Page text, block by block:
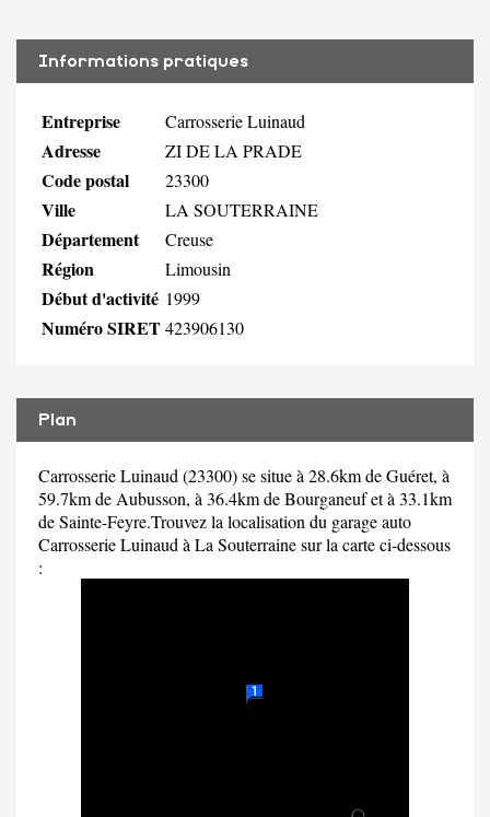
Informations pratiques
Entreprise Carrosserie Luinaud
Adresse ZI DE LA PRADE
Code postal 23300
Ville LA SOUTERRAINE
Département Creuse
Région Limousin
Début d'activité 1999
Numéro SIRET423906130
Plan
Carrosserie Luinaud (23300) se situe à 28.6km de Guéret, à
59.7km de Aubusson, à 36.4km de Bourganeuf et à 33.1km
de Sainte-Feyre.Trouvez la localisation du garage auto
Carrosserie Luinaud à La Souterraine sur la carte ci-dessous
: